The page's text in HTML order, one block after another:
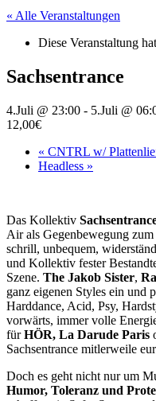
« Alle Veranstaltungen
Diese Veranstaltung
Sachsentrance
4.Juli @ 23:00 - 5.Juli @
12,00€
« CNTRL w/
Headless »
Das Kollektiv
Air als Gegenbewegung zum
schrill, unbequem,
und Kollektiv fester
Szene. The Jakob Sister,
ganz eigenen Styles ein und
Harddance, Acid, Psy,
vorwärts, immer volle
fürHÖR, La Darude Paris
Sachsentrance mitlerweile
Doch es geht nicht nur um
Humor, Toleranz und